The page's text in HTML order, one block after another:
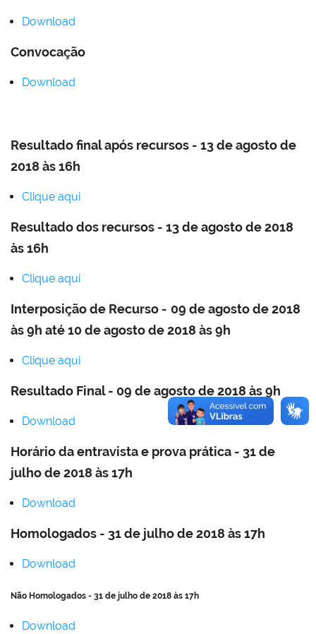
Download
Convocação
Download
Resultado final após recursos - 13 de agosto de
2018 às 16h
Clique aqui
Resultado dos recursos - 13 de agosto de 2018
às 16h
Clique aqui
Interposição de Recurso - 09 de agosto de 2018
às 9h até 10 de agosto de 2018 às 9h
Clique aqui
Resultado Final - 09 de agosto de 2018 às 9h
Download
Horário da entravista e prova prática - 31 de
julho de 2018 às 17h
Download
Homologados - 31 de julho de 2018 às 17h
Download
Não Homologados - 31 de julho de 2018 às 17h
Download